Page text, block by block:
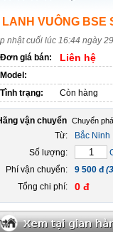
LANH VUÔNG BSE
nhật cuối lúc 16:44 ngày
Đơn giá bán:
Liên hệ
Model:
Tình trạng:
Còn hàng
vận chuyển
Từ:
Bắc Ninh
Số lượng:
Phí vận chuyển:
9 500 đ
Tổng chi phí: 0 đ